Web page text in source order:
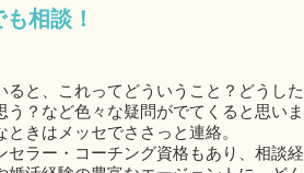
相談！
ると、これってどういうこと？どうした
う？など色々な疑問がでてくると思いま
ときはメッセでささっと連絡。
セラー・コーチング資格もあり、相談経